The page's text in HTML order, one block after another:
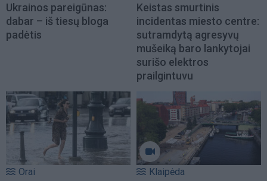
Ukrainos pareigūnas:
dabar – iš tiesų bloga
padėtis
Keistas smurtinis
incidentas miesto centre:
sutramdytą agresyvų
mušeiką baro lankytojai
surišo elektros
prailgintuvu
Orai Klaipėda